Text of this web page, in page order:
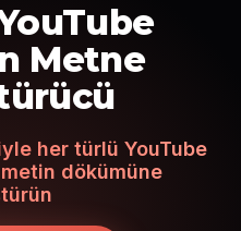
Metne
her türlü YouTube
dökümüne